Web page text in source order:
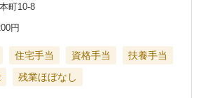
町10-8
円
住宅手当 資格手当
扶養手当
残業ほぼなし